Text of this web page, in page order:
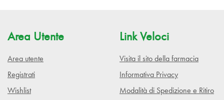
Area Utente
Area utente
Registrati
Wishlist
Link Veloci
Visita il sito della farmacia
Informativa Privacy
Modalità di Spedizione e Ritiro